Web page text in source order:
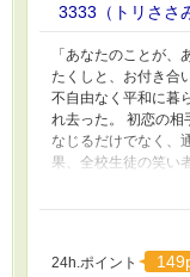
3333（トリささ
「あなたのことが
たくしと、お付き合
不自由なく平和に暮
れ去った。 初恋の相
なじるだけでなく、
果、全校生徒の笑い
とされた。 しかし
は抵抗があるかもし
ていて読みにくいと
24h.ポイント